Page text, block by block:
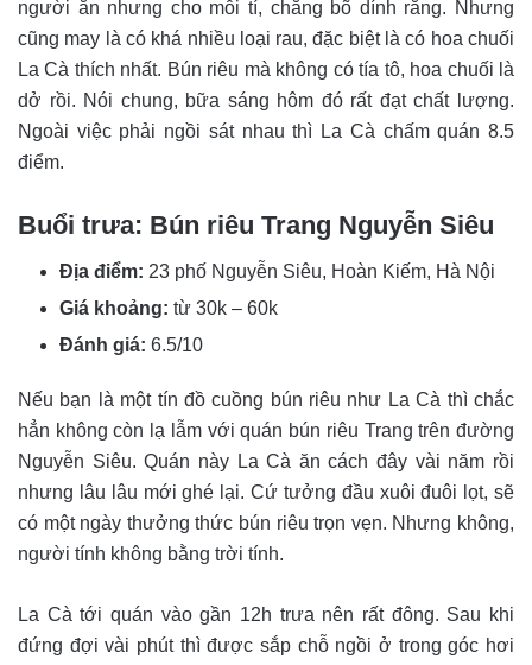
người ăn nhưng cho mỗi tí, chẳng bõ dính răng. Nhưng
cũng may là có khá nhiều loại rau, đặc biệt là có hoa chuối
La Cà thích nhất. Bún riêu mà không có tía tô, hoa chuối là
dở rồi. Nói chung, bữa sáng hôm đó rất đạt chất lượng.
Ngoài việc phải ngồi sát nhau thì La Cà chấm quán 8.5
điểm.
Buổi trưa: Bún riêu Trang Nguyễn Siêu
Địa điểm: 23 phố Nguyễn Siêu, Hoàn Kiếm, Hà Nội
Giá khoảng: từ 30k – 60k
Đánh giá: 6.5/10
Nếu bạn là một tín đồ cuồng bún riêu như La Cà thì chắc
hẳn không còn lạ lẫm với quán bún riêu Trang trên đường
Nguyễn Siêu. Quán này La Cà ăn cách đây vài năm rồi
nhưng lâu lâu mới ghé lại. Cứ tưởng đầu xuôi đuôi lọt, sẽ
có một ngày thưởng thức bún riêu trọn vẹn. Nhưng không,
người tính không bằng trời tính.
La Cà tới quán vào gần 12h trưa nên rất đông. Sau khi
đứng đợi vài phút thì được sắp chỗ ngồi ở trong góc hơi